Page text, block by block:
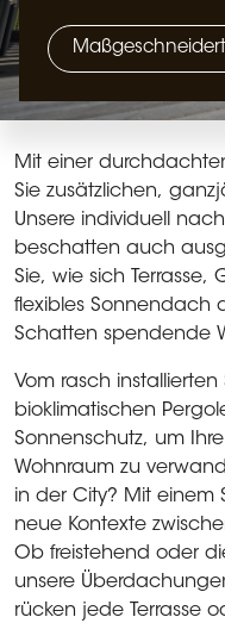
Mit einer
Sie zusätzlichen,
Unsere individuell
beschatten auch
Sie, wie sich Terrasse,
flexibles Sonnendach
Schatten spendende
Vom rasch
bioklimatischen
Sonnenschutz, um
Wohnraum zu
in der City? Mit einem
neue Kontexte
Ob freistehend oder
unsere
rücken jede Terrasse